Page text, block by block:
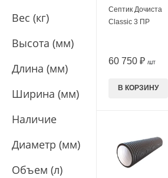
Вес (кг)
Высота (мм)
Длина (мм)
Ширина (мм)
Наличие
Диаметр (мм)
Объем (л)
Септик Дочиста
Classic 3 ПР
60 750 ₽ /ШТ
В КОРЗИНУ